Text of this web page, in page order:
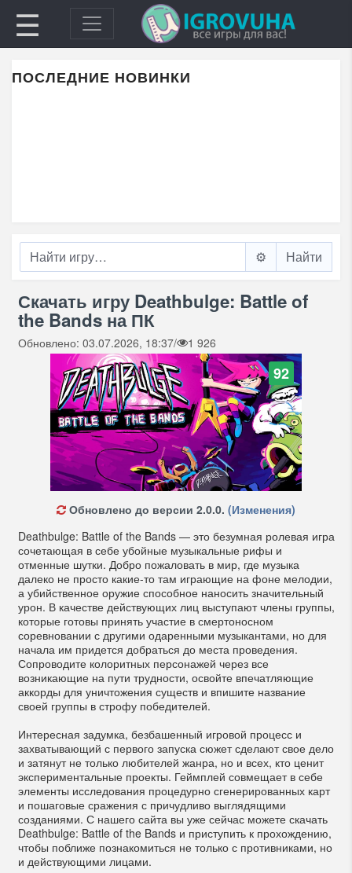
☰
ПОСЛЕДНИЕ НОВИНКИ
⚙️
Скачать игру Deathbulge: Battle of
the Bands на ПК
Обновлено: 03.07.2026, 18:37/ 1 926
92
Обновлено до версии 2.0.0. (Изменения)
Deathbulge: Battle of the Bands — это безумная ролевая игра
сочетающая в себе убойные музыкальные рифы и
отменные шутки. Добро пожаловать в мир, где музыка
далеко не просто какие-то там играющие на фоне мелодии,
а убийственное оружие способное наносить значительный
урон. В качестве действующих лиц выступают члены группы,
которые готовы принять участие в смертоносном
соревновании с другими одаренными музыкантами, но для
начала им придется добраться до места проведения.
Сопроводите колоритных персонажей через все
возникающие на пути трудности, освойте впечатляющие
аккорды для уничтожения существ и впишите название
своей группы в строфу победителей.
Интересная задумка, безбашенный игровой процесс и
захватывающий с первого запуска сюжет сделают свое дело
и затянут не только любителей жанра, но и всех, кто ценит
экспериментальные проекты. Геймплей совмещает в себе
элементы исследования процедурно сгенерированных карт
и пошаговые сражения с причудливо выглядящими
созданиями. С нашего сайта вы уже сейчас можете скачать
Deathbulge: Battle of the Bands и приступить к прохождению,
чтобы поближе познакомиться не только с противниками, но
и действующими лицами.